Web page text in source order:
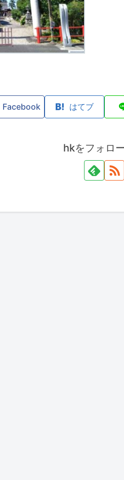
Facebook はてブ
hkをフォロ